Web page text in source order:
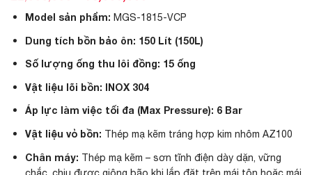
á
g
ố
l
à
:
2
,
0
0
á
i
n
i
à
1
8
Model sản phẩm: MGS-1815-VCP
Dung tích bồn bảo ôn: 150 Lít (150L)
Số lượng ống thu lôi đồng: 15 ống
Vật liệu lõi bồn: INOX 304
Áp lực làm việc tối đa (Max Pressure): 6 Bar
Vật liệu vỏ bồn: Thép mạ kẽm tráng hợp kim nhôm AZ100
Chân máy: Thép mạ kẽm – sơn tĩnh điện dày dặn, vững
chắc, chịu được giông bão khi lắp đặt trên mái tôn hoặc mái